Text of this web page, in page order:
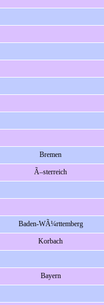
Bremen
Ã–sterreich
Baden-WÃ¼rttemberg
Korbach
Bayern